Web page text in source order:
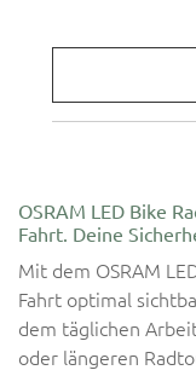
OSRAM LED Bike
Fahrt. Deine
Mit dem OSRAM
Fahrt optimal
dem täglichen
oder längeren